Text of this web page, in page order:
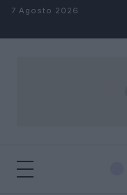
Salta al contenuto
7 Agosto 2026